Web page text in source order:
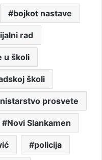
bojkot nastave
rad
u školi
školi
prosvete
Novi Slankamen
policija